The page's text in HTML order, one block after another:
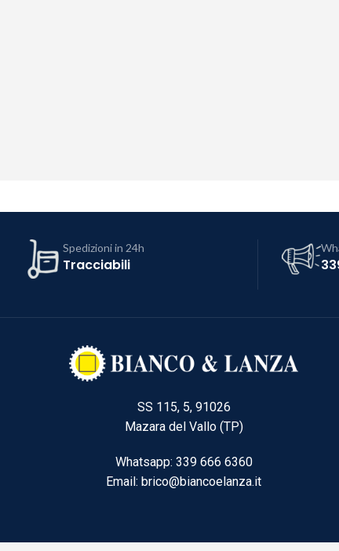
Spedizioni in 24h
Tracciabili
SS 115, 5, 91026
Mazara del Vallo (TP)
Whatsapp: 339 666 6360
Email: brico@biancoelanza.it